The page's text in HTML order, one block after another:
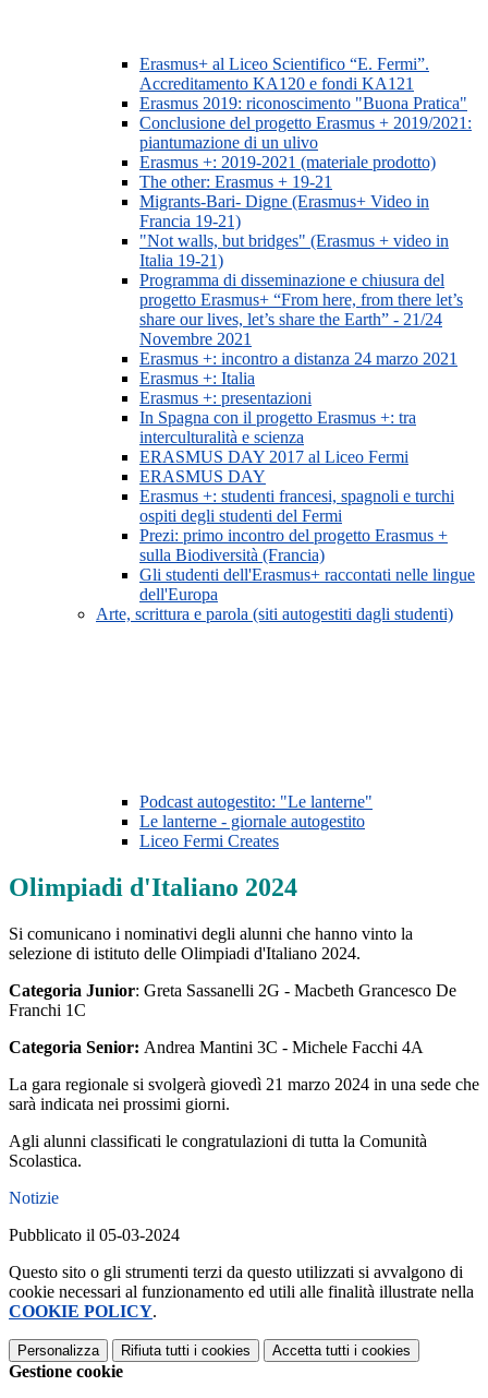
Erasmus+ al Liceo Scientifico “E. Fermi”.
Accreditamento KA120 e fondi KA121
Erasmus 2019: riconoscimento "Buona Pratica"
Conclusione del progetto Erasmus + 2019/2021:
piantumazione di un ulivo
Erasmus +: 2019-2021 (materiale prodotto)
The other: Erasmus + 19-21
Migrants-Bari- Digne (Erasmus+ Video in
Francia 19-21)
"Not walls, but bridges" (Erasmus + video in
Italia 19-21)
Programma di disseminazione e chiusura del
progetto Erasmus+ “From here, from there let’s
share our lives, let’s share the Earth” - 21/24
Novembre 2021
Erasmus +: incontro a distanza 24 marzo 2021
Erasmus +: Italia
Erasmus +: presentazioni
In Spagna con il progetto Erasmus +: tra
interculturalità e scienza
ERASMUS DAY 2017 al Liceo Fermi
ERASMUS DAY
Erasmus +: studenti francesi, spagnoli e turchi
ospiti degli studenti del Fermi
Prezi: primo incontro del progetto Erasmus +
sulla Biodiversità (Francia)
Gli studenti dell'Erasmus+ raccontati nelle lingue
dell'Europa
Arte, scrittura e parola (siti autogestiti dagli studenti)
Podcast autogestito: "Le lanterne"
Le lanterne - giornale autogestito
Liceo Fermi Creates
Olimpiadi d'Italiano 2024
Si comunicano i nominativi degli alunni che hanno vinto la
selezione di istituto delle Olimpiadi d'Italiano 2024.
Categoria Junior: Greta Sassanelli 2G - Macbeth Grancesco De
Franchi 1C
Categoria Senior: Andrea Mantini 3C - Michele Facchi 4A
La gara regionale si svolgerà giovedì 21 marzo 2024 in una sede che
sarà indicata nei prossimi giorni.
Agli alunni classificati le congratulazioni di tutta la Comunità
Scolastica.
Notizie
Pubblicato il 05-03-2024
Questo sito o gli strumenti terzi da questo utilizzati si avvalgono di
cookie necessari al funzionamento ed utili alle finalità illustrate nella
COOKIE POLICY.
Personalizza Rifiuta tutti i cookies Accetta tutti i cookies
Gestione cookie